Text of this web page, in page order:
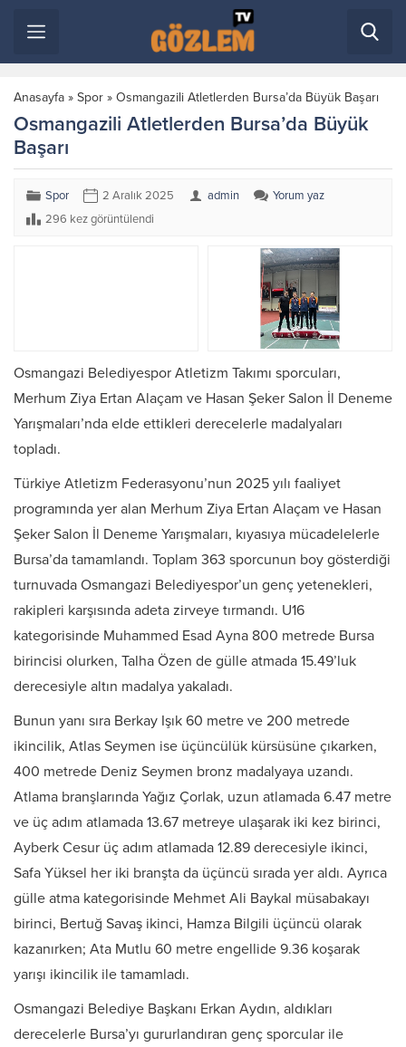
Anasayfa » Spor » Osmangazili Atletlerden Bursa’da Büyük Başarı
Osmangazili Atletlerden Bursa’da Büyük
Başarı
Spor 2 Aralık 2025 admin
Yorum yaz
296 kez görüntülendi
Osmangazi Belediyespor Atletizm Takımı sporcuları,
Merhum Ziya Ertan Alaçam ve Hasan Şeker Salon İl Deneme
Yarışmaları’nda elde ettikleri derecelerle madalyaları
topladı.
Türkiye Atletizm Federasyonu’nun 2025 yılı faaliyet
programında yer alan Merhum Ziya Ertan Alaçam ve Hasan
Şeker Salon İl Deneme Yarışmaları, kıyasıya mücadelelerle
Bursa’da tamamlandı. Toplam 363 sporcunun boy gösterdiği
turnuvada Osmangazi Belediyespor’un genç yetenekleri,
rakipleri karşısında adeta zirveye tırmandı. U16
kategorisinde Muhammed Esad Ayna 800 metrede Bursa
birincisi olurken, Talha Özen de gülle atmada 15.49’luk
derecesiyle altın madalya yakaladı.
Bunun yanı sıra Berkay Işık 60 metre ve 200 metrede
ikincilik, Atlas Seymen ise üçüncülük kürsüsüne çıkarken,
400 metrede Deniz Seymen bronz madalyaya uzandı.
Atlama branşlarında Yağız Çorlak, uzun atlamada 6.47 metre
ve üç adım atlamada 13.67 metreye ulaşarak iki kez birinci,
Ayberk Cesur üç adım atlamada 12.89 derecesiyle ikinci,
Safa Yüksel her iki branşta da üçüncü sırada yer aldı. Ayrıca
gülle atma kategorisinde Mehmet Ali Baykal müsabakayı
birinci, Bertuğ Savaş ikinci, Hamza Bilgili üçüncü olarak
kazanırken; Ata Mutlu 60 metre engellide 9.36 koşarak
yarışı ikincilik ile tamamladı.
Osmangazi Belediye Başkanı Erkan Aydın, aldıkları
derecelerle Bursa’yı gururlandıran genç sporcular ile